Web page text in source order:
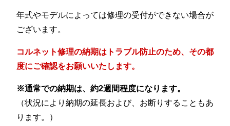
年式やモデルによっては修理の受付ができない場合が
ございます。
コルネット修理の納期はトラブル防止のため、その都
度にご確認をお願いいたします。
※通常での納期は、約2週間程度になります。
（状況により納期の延長および、お断りすることもあ
ります。）